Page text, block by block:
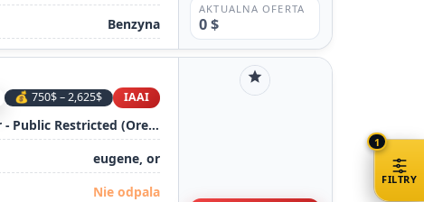
FILTRY
1
Benzyna
AKTUALNA OFERTA
0 $
💰 750$ – 2,625$ IAAI
Clear - Public Restricted (Oregon)
eugene, or
Nie odpala
star